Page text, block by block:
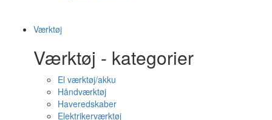
Værktøj
Værktøj - kategorier
El værktøj/akku
Håndværktøj
Haveredskaber
Elektrikerværktøj